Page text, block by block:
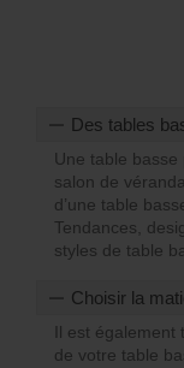
Des tables
Une table
salon de
d’une table
Tendances,
styles de table
Choisir la
Il est
de votre table